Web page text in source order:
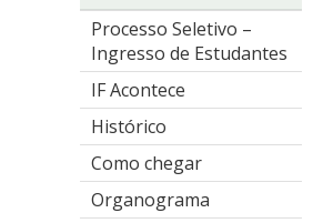
Processo Seletivo –
Ingresso de Estudantes
IF Acontece
Histórico
Como chegar
Organograma